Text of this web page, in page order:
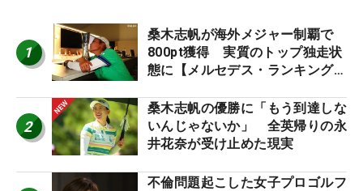
1
桑木志帆が海外メジャー制覇で
800pt獲得 実質のトップ独走状
態に【メルセデス・ランキング番
2
桑木志帆の優勝に「もう到達しな
いんじゃないか」 全英帰りの永
井花奈が受け止めた現実
不倫問題起こした女子プロゴルフ